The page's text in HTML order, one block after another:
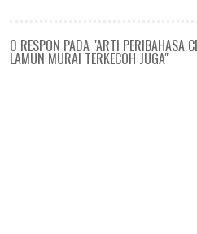
0 RESPON PADA "ARTI PERIBAHASA
LAMUN MURAI TERKECOH JUGA"